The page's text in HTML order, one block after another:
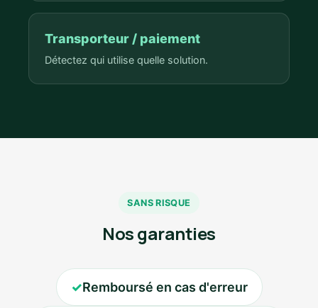
Transporteur / paiement
Détectez qui utilise quelle solution.
SANS RISQUE
Nos garanties
✓Remboursé en cas d'erreur